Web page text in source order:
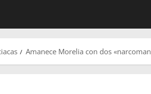
Amanece Morelia con dos